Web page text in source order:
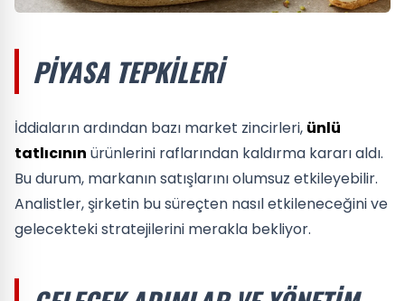
PIYASA TEPKILERI
İddiaların ardından bazı market zincirleri, ünlü
tatlıcının ürünlerini raflarından kaldırma kararı aldı.
Bu durum, markanın satışlarını olumsuz etkileyebilir.
Analistler, şirketin bu süreçten nasıl etkileneceğini ve
gelecekteki stratejilerini merakla bekliyor.